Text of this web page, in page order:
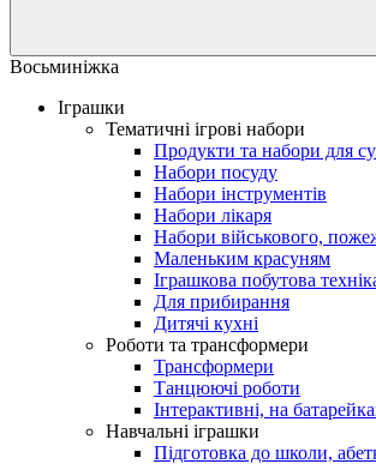
Восьминіжка
Іграшки
Тематичні ігрові набори
Продукти та набори для
Набори посуду
Набори інструментів
Набори лікаря
Набори військового,
Маленьким красуням
Іграшкова побутова
Для прибирання
Дитячі кухні
Роботи та трансформери
Трансформери
Танцюючі роботи
Інтерактивні, на
Навчальні іграшки
Підготовка до школи,